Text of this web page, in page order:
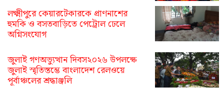
লক্ষ্মীপুরে কেয়ারটেকারকে প্রাণনাশের
হুমকি ও বসতবাড়িতে পেট্রোল ঢেলে
অগ্নিসংযোগ
জুলাই গণঅভ্যুত্থান দিবস২০২৬ উপলক্ষে
জুলাই স্মৃতিস্তম্ভে বাংলাদেশ রেলওয়ে
পূর্বাঞ্চলের শ্রদ্ধাঞ্জলি